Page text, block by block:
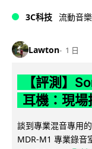
3C科技 流動音樂
Lawton 1 日
【評測】
耳機：現
談到專業混音專用
MDR-M1 專業錄音